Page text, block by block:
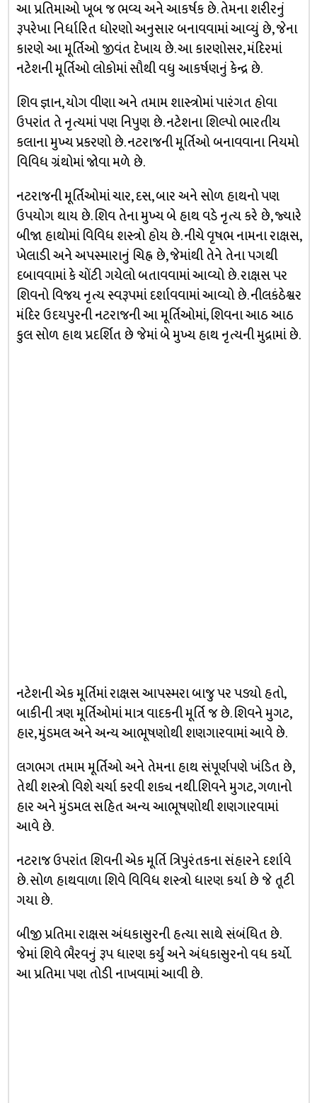
આ પ્રતિમાઓ ખૂબ જ ભવ્ય અને આકર્ષક છે. તેમના શરીરનું
રૂપરેખા નિર્ધારિત ધોરણો અનુસાર બનાવવામાં આવ્યું છે, જેના
કારણે આ મૂર્તિઓ જીવંત દેખાય છે. આ કારણોસર, મંદિરમાં
નટેશની મૂર્તિઓ લોકોમાં સૌથી વધુ આકર્ષણનું કેન્દ્ર છે.
શિવ જ્ઞાન, યોગ વીણા અને તમામ શાસ્ત્રોમાં પારંગત હોવા
ઉપરાંત તે નૃત્યમાં પણ નિપુણ છે. નટેશના શિલ્પો ભારતીય
કલાના મુખ્ય પ્રકરણો છે. નટરાજની મૂર્તિઓ બનાવવાના નિયમો
વિવિધ ગ્રંથોમાં જોવા મળે છે.
નટરાજની મૂર્તિઓમાં ચાર, દસ, બાર અને સોળ હાથનો પણ
ઉપયોગ થાય છે. શિવ તેના મુખ્ય બે હાથ વડે નૃત્ય કરે છે, જ્યારે
બીજા હાથોમાં વિવિધ શસ્ત્રો હોય છે. નીચે વૃષભ નામના રાક્ષસ,
ખેલાડી અને અપસ્મારાનું ચિહ્ન છે, જેમાંથી તેને તેના પગથી
દબાવવામાં કે ચોંટી ગયેલો બતાવવામાં આવ્યો છે. રાક્ષસ પર
શિવનો વિજય નૃત્ય સ્વરૂપમાં દર્શાવવામાં આવ્યો છે. નીલકંઠેશ્વર
મંદિર ઉદયપુરની નટરાજની આ મૂર્તિઓમાં, શિવના આઠ આઠ
કુલ સોળ હાથ પ્રદર્શિત છે જેમાં બે મુખ્ય હાથ નૃત્યની મુદ્રામાં છે.
નટેશની એક મૂર્તિમાં રાક્ષસ આપસ્મરા બાજુ પર પડ્યો હતો,
બાકીની ત્રણ મૂર્તિઓમાં માત્ર વાદકની મૂર્તિ જ છે. શિવને મુગટ,
હાર, મુંડમલ અને અન્ય આભૂષણોથી શણગારવામાં આવે છે.
લગભગ તમામ મૂર્તિઓ અને તેમના હાથ સંપૂર્ણપણે ખંડિત છે,
તેથી શસ્ત્રો વિશે ચર્ચા કરવી શક્ય નથી.શિવને મુગટ, ગળાનો
હાર અને મુંડમલ સહિત અન્ય આભૂષણોથી શણગારવામાં
આવે છે.
નટરાજ ઉપરાંત શિવની એક મૂર્તિ ત્રિપુરંતકના સંહારને દર્શાવે
છે. સોળ હાથવાળા શિવે વિવિધ શસ્ત્રો ધારણ કર્યા છે જે તૂટી
ગયા છે.
બીજી પ્રતિમા રાક્ષસ અંધકાસુરની હત્યા સાથે સંબંધિત છે.
જેમાં શિવે ભૈરવનું રૂપ ધારણ કર્યું અને અંધકાસુરનો વધ કર્યો.
આ પ્રતિમા પણ તોડી નાખવામાં આવી છે.